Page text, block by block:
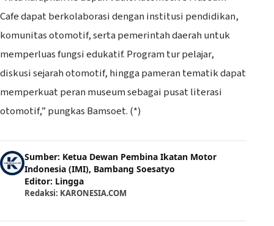
Cafe dapat berkolaborasi dengan institusi pendidikan,
komunitas otomotif, serta pemerintah daerah untuk
memperluas fungsi edukatif. Program tur pelajar,
diskusi sejarah otomotif, hingga pameran tematik dapat
memperkuat peran museum sebagai pusat literasi
otomotif,” pungkas Bamsoet. (*)
Sumber: Ketua Dewan Pembina Ikatan Motor
Indonesia (IMI), Bambang Soesatyo
Editor: Lingga
Redaksi: KARONESIA.COM